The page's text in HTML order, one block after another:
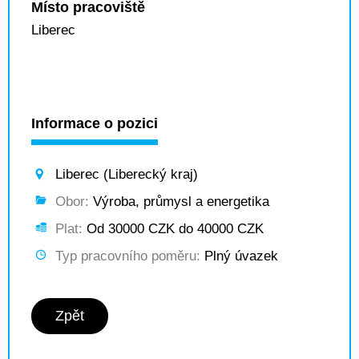
Místo pracoviště
Liberec
Informace o pozici
Liberec (Liberecký kraj)
Obor: Výroba, průmysl a energetika
Plat: Od 30000 CZK do 40000 CZK
Typ pracovního poměru: Plný úvazek
Zpět